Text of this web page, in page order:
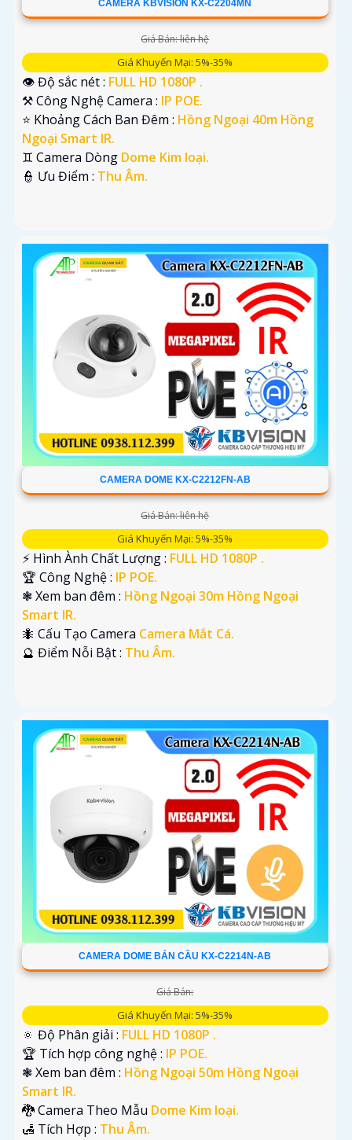
CAMERA KBVISION KX-C2204MN
Giá Bán: liên hệ
Giá Khuyến Mại: 5%-35%
👁 Độ sắc nét : FULL HD 1080P .
⚒ Công Nghệ Camera : IP POE.
⭐ Khoảng Cách Ban Đêm : Hồng Ngoại 40m Hồng
Ngoại Smart IR.
♊ Camera Dòng Dome Kim loại.
️👮 Ưu Điểm : Thu Âm.
CAMERA DOME KX-C2212FN-AB
Giá Bán: liên hệ
Giá Khuyến Mại: 5%-35%
️⚡ Hình Ành Chất Lượng : FULL HD 1080P .
🏆 Công Nghệ : IP POE.
❃ Xem ban đêm : Hồng Ngoại 30m Hồng Ngoại
Smart IR.
🐜 Cấu Tạo Camera Camera Mắt Cá.
️🔮 Điểm Nỗi Bật : Thu Âm.
CAMERA DOME BÁN CẦU KX-C2214N-AB
Giá Bán:
Giá Khuyến Mại: 5%-35%
🔅 Độ Phân giải : FULL HD 1080P .
🏆 Tích hợp công nghệ : IP POE.
❃ Xem ban đêm : Hồng Ngoại 50m Hồng Ngoại
Smart IR.
🐉️ Camera Theo Mẫu Dome Kim loại.
️🛃 Tích Hợp : Thu Âm.